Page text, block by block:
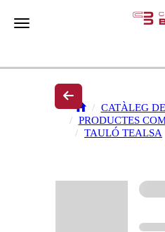
Toggle navigation
CATÀLEG
PRODUCTES
TAULÓ TEALSA